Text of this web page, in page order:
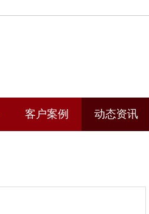
客户案例 动态资讯